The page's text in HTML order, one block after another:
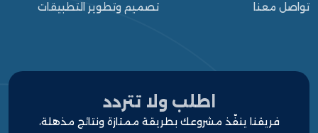
تواصل معنا
تصميم وتطوير التطبيقات
اطلب ولا تتردد
فريقنا ينفّذ مشروعك بطريقة ممتازة ونتائج مذهلة،